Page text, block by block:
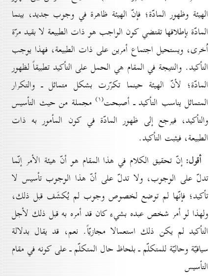
الهيئة وظهور المادّة؛ فإنّ الهيئة ظاهرة في وجوب جديد، بينما
المادّة بإطلاقها تقتضي كون الواجب هو ذات الطبيعة لا بقيد مرّة
اُخرى، ويستحيل اجتماع أمرين على ذات الطبيعة، فهذا يوجب
التأكيد. والنتيجة في المقام هي الحمل على التأكيد تطبيقاً لظهور
المادّة؛ لأنّ الهيئة حينما تكرّرت بشكل متماثل ـ والتكرار
المتماثل يناسب التأكيد ـ أصبحت(۱)
مجملة من حيث التأسيس
والتأكيد، فيرجع إلى ظهور المادّة في كون المأمور به ذات
الطبيعة، فيثبت التأكيد.
أقول: إنّ تحقيق الكلام في هذا المقام هو أنّ هيئة الأمر إنّما
تدلّ على الوجوب، ولا تدلّ على أنّ هذا الوجوب تأسيس لا
تأكيد؛ فإنّها لم توضع لخصوص وجوب لم يُكشَف قبل ذلك،
ولهذا لو أمر شخص عبده بشيء كان قد أمره به قبل ذلك لأجل
التأكيد لم يكن ذلك استعمالا مجازيّاً. نعم، قد يقال بدلالة
سياقيّة وحاليّة للمتكلّم ـ بلحاظ حال المتكلّم ـ على كونه في مقام
التأسيس